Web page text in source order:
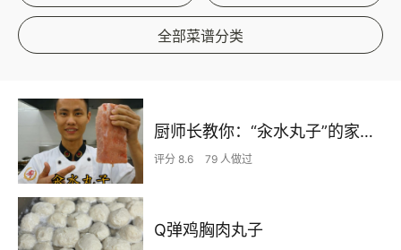
全部菜谱分类
厨师长教你：“汆水丸子”的家常做法，营养丰富，很适合老人孩子
评分 8.6 79 人做过
Q弹鸡胸肉丸子